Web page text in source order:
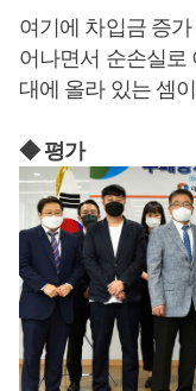
여기에 차입금 증
어나면서 순손실로
대에 올라 있는 셈
◆ 평가